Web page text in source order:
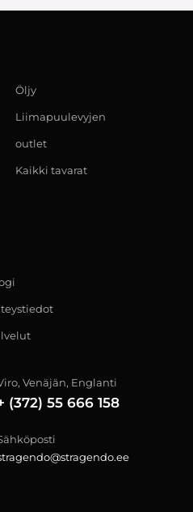
Öljy
Liimapuulevyjen
outlet
Kaikki tavarat
Venäjän, Englanti
(372) 55 666 158